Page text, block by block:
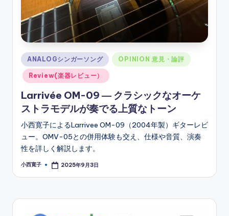
Posted
in
ANALOGシンガーソング OPINION 意見・論評
Review(楽器レビュー）
Larrivée OM-09 ― クラシックなオーケ
ストラモデルが奏でる上質なトーン
小西寛子によるLarrivee OM-09（2004年製）ギターレビ
ュー。OMV-05との併用体験も交え、仕様や音質、演奏
性を詳しく解説します。
Posted
小西寛子 2025年9月3日